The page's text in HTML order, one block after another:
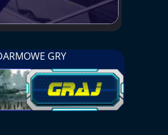
GRY